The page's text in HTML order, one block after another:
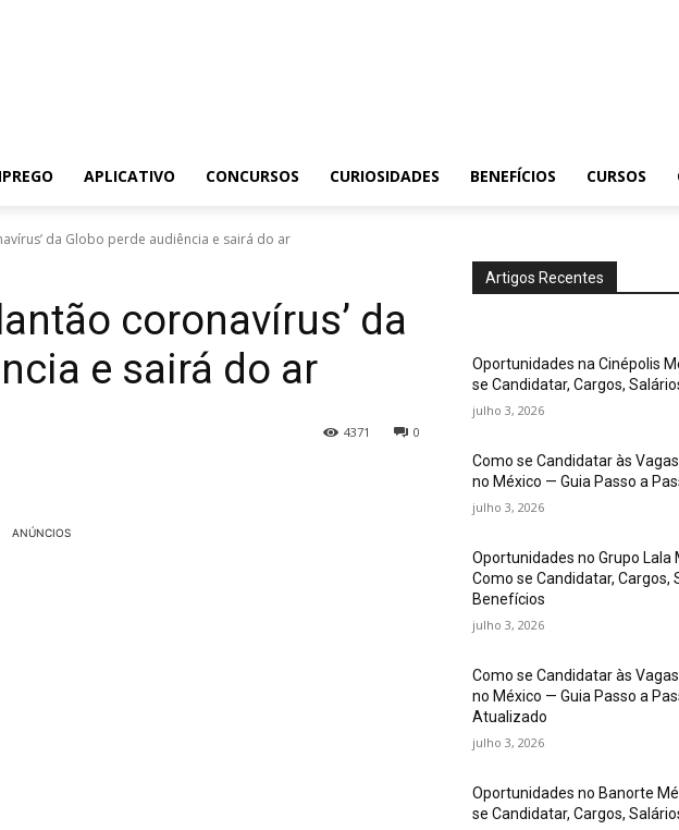
APLICATIVO CONCURSOS CURIOSIDADES BENEFÍCIOS CURSOS
da Globo perde audiência e sairá do ar
coronavírus’ da
e sairá do ar
0
4371
ANÚNCIOS
Artigos Recentes
Oportunidades na Cinépolis
se Candidatar, Cargos,
julho 3, 2026
Como se Candidatar às
no México — Guia Passo a
julho 3, 2026
Oportunidades no Grupo Lala
Como se Candidatar, Cargos,
Benefícios
julho 3, 2026
Como se Candidatar às
no México — Guia Passo a
Atualizado
julho 3, 2026
Oportunidades no Banorte
se Candidatar, Cargos,